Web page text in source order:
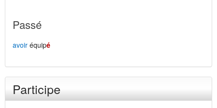
Passé
avoir équipé
Participe